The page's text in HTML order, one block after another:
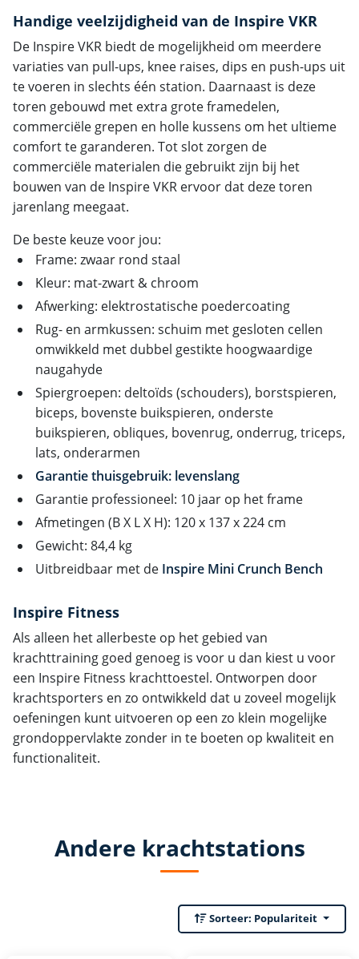
Handige veelzijdigheid van de Inspire VKR
De Inspire VKR biedt de mogelijkheid om meerdere
variaties van pull-ups, knee raises, dips en push-ups uit
te voeren in slechts één station. Daarnaast is deze
toren gebouwd met extra grote framedelen,
commerciële grepen en holle kussens om het ultieme
comfort te garanderen. Tot slot zorgen de
commerciële materialen die gebruikt zijn bij het
bouwen van de Inspire VKR ervoor dat deze toren
jarenlang meegaat.
De beste keuze voor jou:
Frame: zwaar rond staal
Kleur: mat-zwart & chroom
Afwerking: elektrostatische poedercoating
Rug- en armkussen: schuim met gesloten cellen
omwikkeld met dubbel gestikte hoogwaardige
naugahyde
Spiergroepen: deltoïds (schouders), borstspieren,
biceps, bovenste buikspieren, onderste
buikspieren, obliques, bovenrug, onderrug, triceps,
lats, onderarmen
Garantie thuisgebruik: levenslang
Garantie professioneel: 10 jaar op het frame
Afmetingen (B X L X H): 120 x 137 x 224 cm
Gewicht: 84,4 kg
Uitbreidbaar met de Inspire Mini Crunch Bench
Inspire Fitness
Als alleen het allerbeste op het gebied van
krachttraining goed genoeg is voor u dan kiest u voor
een Inspire Fitness krachttoestel. Ontworpen door
krachtsporters en zo ontwikkeld dat u zoveel mogelijk
oefeningen kunt uitvoeren op een zo klein mogelijke
grondoppervlakte zonder in te boeten op kwaliteit en
functionaliteit.
Andere krachtstations
Sorteer: Populariteit